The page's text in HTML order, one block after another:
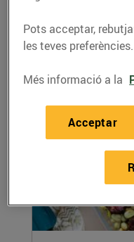
Ingredients per a
pollastre amb os i
Pots acceptar,
les teves preferències.
Més informació a la
Acceptar